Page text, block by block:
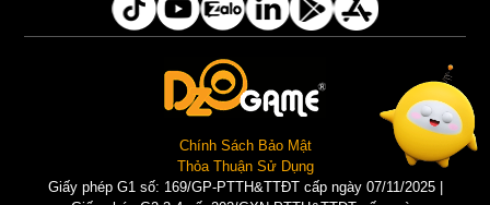
Chính Sách Bảo Mật
Thỏa Thuận Sử Dụng
Giấy phép G1 số: 169/GP-PTTH&TTĐT cấp ngày 07/11/2025 |